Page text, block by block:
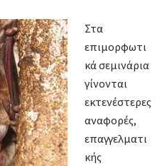
Στα
επιμορφωτι
κά σεμινάρια
γίνονται
εκτενέστερες
αναφορές,
επαγγελματι
κής